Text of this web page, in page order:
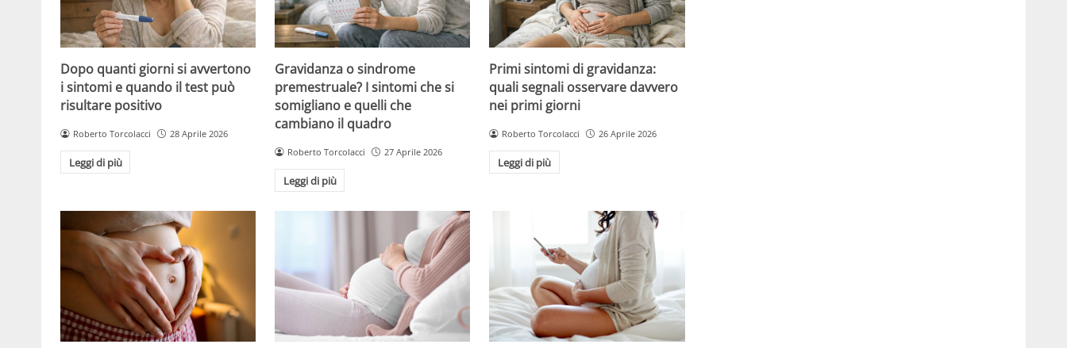
Dopo quanti giorni si avvertono
i sintomi e quando il test può
risultare positivo
Roberto Torcolacci 28 Aprile 2026
Leggi di più
Gravidanza o sindrome
premestruale? I sintomi che si
somigliano e quelli che
cambiano il quadro
Roberto Torcolacci 27 Aprile 2026
Leggi di più
Primi sintomi di gravidanza:
quali segnali osservare davvero
nei primi giorni
Roberto Torcolacci 26 Aprile 2026
Leggi di più